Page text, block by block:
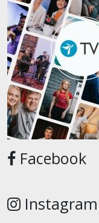
Facebook
Instagram